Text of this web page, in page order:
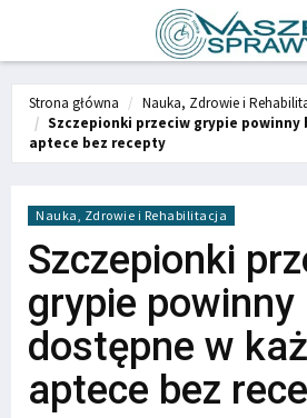
Strona główna
Nauka, Zdrowie i
Szczepionki przeciw grypie powinny
aptece bez recepty
Nauka, Zdrowie i Rehabilitacja
Szczepionki
grypie powinny
dostępne w
aptece bez